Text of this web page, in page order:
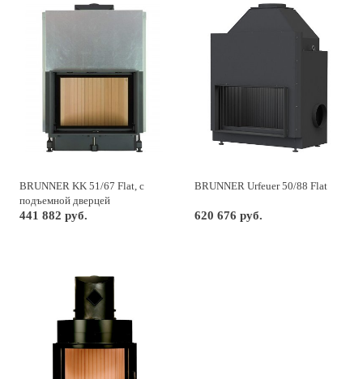
BRUNNER KK 51/67 Flat, с
подъемной дверцей
441 882 руб.
BRUNNER Urfeuer 50/88 Flat
620 676 руб.